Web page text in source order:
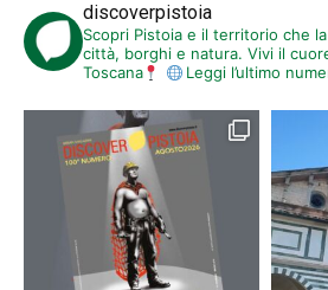
discoverpistoia
Scopri Pistoia e il territorio che
città, borghi e natura. Vivi il
Toscana
Leggi l’ultimo